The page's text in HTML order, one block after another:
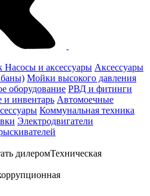
Насосы и аксессуары Аксессуары
Мойки высокого давления
оборудование РВД и фитинги
и инвентарь Автомоечные
Коммунальная техника
Электродвигатели
дилеромТехническая